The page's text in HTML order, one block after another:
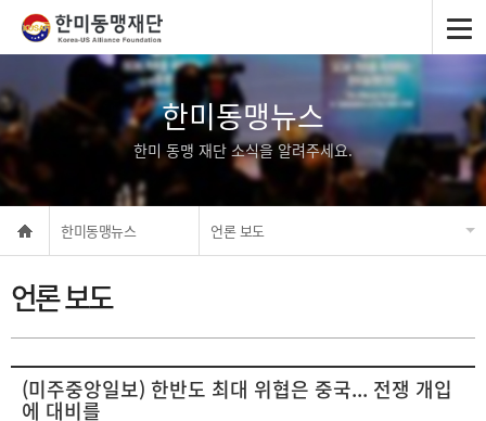
한미동맹뉴스
한미 동맹 재단 소식을 알려주세요.
한미동맹뉴스 언론 보도
언론 보도
(미주중앙일보) 한반도 최대 위협은 중국... 전쟁 개입
에 대비를